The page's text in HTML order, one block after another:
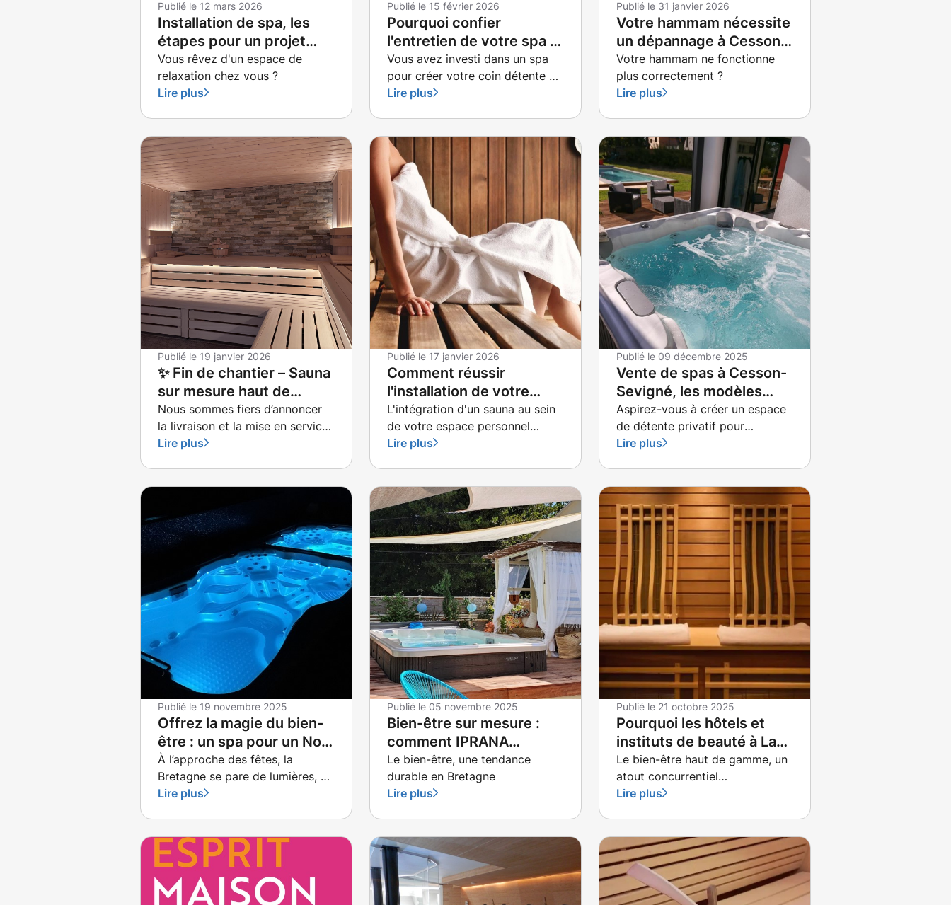
Publié le 12 mars 2026
Installation de spa, les
étapes pour un projet
sans faille
Vous rêvez d'un espace de
relaxation chez vous ?
Lire plus
Publié le 15 février 2026
Pourquoi confier
l'entretien de votre spa à
un pro à Cesson-Sevigné
?
Vous avez investi dans un spa
pour créer votre coin détente à
la maison.
Lire plus
Publié le 31 janvier 2026
Votre hammam nécessite
un dépannage à Cesson-
Sévigné ?
Votre hammam ne fonctionne
plus correctement ?
Lire plus
Publié le 19 janvier 2026
✨ Fin de chantier – Sauna
sur mesure haut de
gamme ✨
Nous sommes fiers d’annoncer
la livraison et la mise en service
d’une cabine sauna sur mesure
Lire plus
Publié le 17 janvier 2026
Comment réussir
l'installation de votre
sauna à Cesson-Sevigné
?
L'intégration d'un sauna au sein
de votre espace personnel
constitue une démarche bien-
Lire plus
Publié le 09 décembre 2025
Vente de spas à Cesson-
Sevigné, les modèles
adaptés à vos besoins
Aspirez-vous à créer un espace
de détente privatif pour
échapper aux contraintes
Lire plus
Publié le 19 novembre 2025
Offrez la magie du bien-
être : un spa pour un Noël
inoubliable en Bretagne
À l’approche des fêtes, la
Bretagne se pare de lumières, de
marchés gourmands et du
offriez un cadeau vraiment
exceptionnel ? Un cadeau qui
transforme chaque journée en
parenthèse de détente, un
Lire plus
Publié le 05 novembre 2025
Bien-être sur mesure :
comment IPRANA
transforme les intérieurs
à Redon, Combourg et
Saint-Malo
Le bien-être, une tendance
durable en Bretagne
Lire plus
Publié le 21 octobre 2025
Pourquoi les hôtels et
instituts de beauté à La
Baule, Vannes et Rennes
investissent dans les
cabines infrarouges
Le bien-être haut de gamme, un
atout concurrentiel
incontournable Dans un marché
instituts de beauté de La Baule,
Vannes et Rennes cherchent à se
démarquer. L’expérience client
ne se limite plus à l’hébergement
Lire plus